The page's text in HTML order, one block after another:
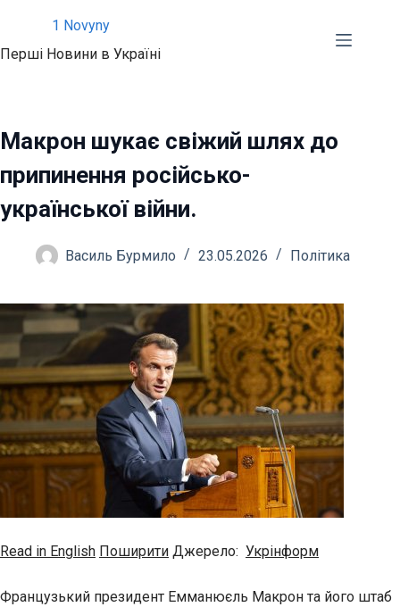
вмісту
1 Novyny
Перші Новини в Україні
Макрон шукає свіжий шлях до
припинення російсько-
української війни.
Василь Бурмило 23.05.2026 Політика
Read in English Поширити Джерело: Укрінформ
Французький президент Емманюєль Макрон та його штаб